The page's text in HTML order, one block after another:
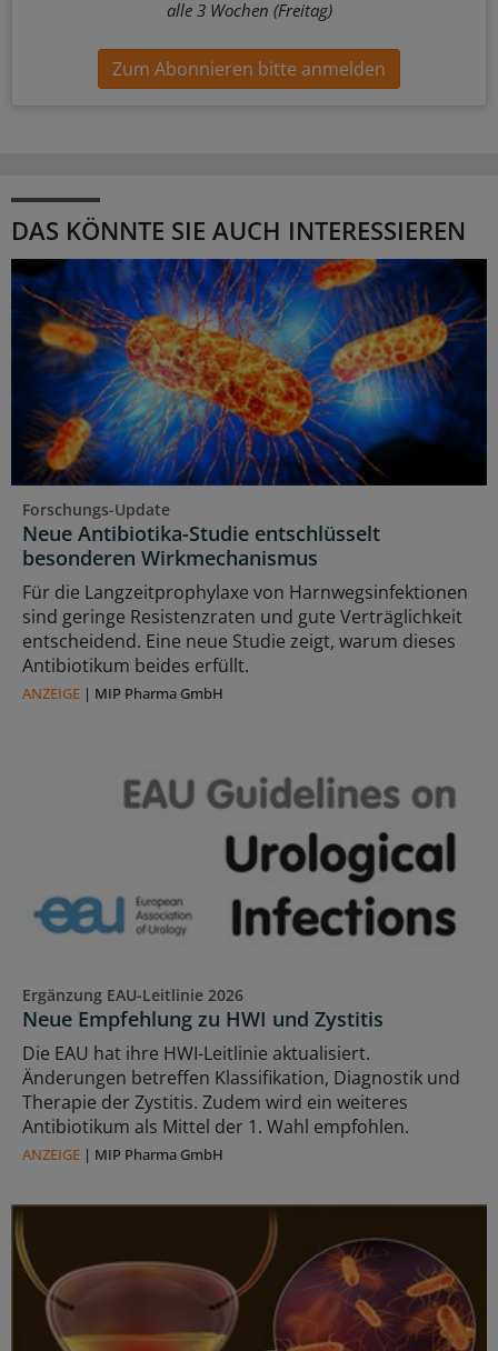
alle 3 Wochen (Freitag)
Zum Abonnieren bitte anmelden
DAS KÖNNTE SIE AUCH INTERESSIEREN
Forschungs-Update
Neue Antibiotika-Studie entschlüsselt
besonderen Wirkmechanismus
Für die Langzeitprophylaxe von Harnwegsinfektionen
sind geringe Resistenzraten und gute Verträglichkeit
entscheidend. Eine neue Studie zeigt, warum dieses
Antibiotikum beides erfüllt.
ANZEIGE | MIP Pharma GmbH
Ergänzung EAU-Leitlinie 2026
Neue Empfehlung zu HWI und Zystitis
Die EAU hat ihre HWI-Leitlinie aktualisiert.
Änderungen betreffen Klassifikation, Diagnostik und
Therapie der Zystitis. Zudem wird ein weiteres
Antibiotikum als Mittel der 1. Wahl empfohlen.
ANZEIGE | MIP Pharma GmbH